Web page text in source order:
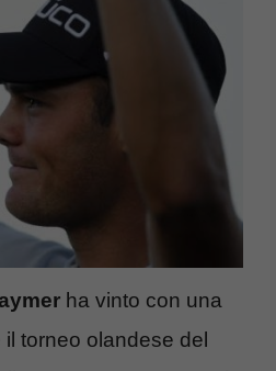
ha vinto con una
torneo olandese del